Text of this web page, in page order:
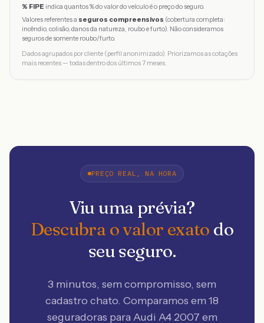
% FIPE indica quantos % do valor do veículo é o preço do seguro.
Valores referentes a seguros compreensivos (cobertura completa:
incêndio, colisão, danos da natureza, roubo e furto). Não consideramos
seguros de somente roubo/furto.
Dados agrupados por cliente (perfil anonimizado). Priorizamos as cotações
mais recentes — todas dentro dos últimos 7 meses.
PREÇO REAL, NA HORA
Viu uma prévia?
Descubra o valor exato do
seu seguro.
3 minutos, sem compromisso, sem
cadastro chato. Comparamos em 18
seguradoras para Audi A4 2007 em